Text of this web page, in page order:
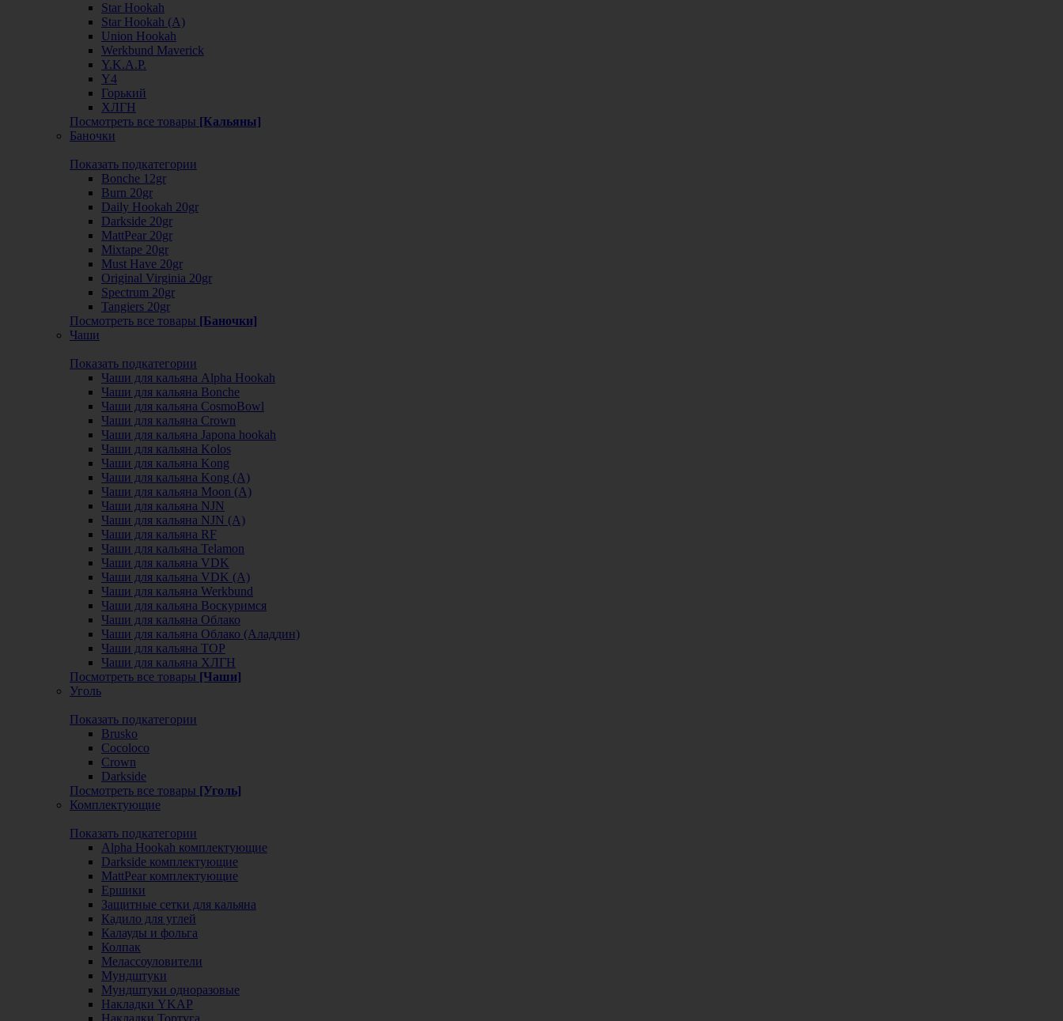
Star Hookah
Star Hookah (А)
Union Hookah
Werkbund Maverick
Y.K.A.P.
Y4
Горький
ХЛГН
Посмотреть все товары [Кальяны]
Баночки
Показать подкатегории
Bonche 12gr
Burn 20gr
Daily Hookah 20gr
Darkside 20gr
MattPear 20gr
Mixtape 20gr
Must Have 20gr
Original Virginia 20gr
Spectrum 20gr
Tangiers 20gr
Посмотреть все товары [Баночки]
Чаши
Показать подкатегории
Чаши для кальяна Alpha Hookah
Чаши для кальяна Bonche
Чаши для кальяна CosmoBowl
Чаши для кальяна Crown
Чаши для кальяна Japona hookah
Чаши для кальяна Kolos
Чаши для кальяна Kong
Чаши для кальяна Kong (A)
Чаши для кальяна Moon (А)
Чаши для кальяна NJN
Чаши для кальяна NJN (А)
Чаши для кальяна RF
Чаши для кальяна Telamon
Чаши для кальяна VDK
Чаши для кальяна VDK (А)
Чаши для кальяна Werkbund
Чаши для кальяна Воскуримся
Чаши для кальяна Облако
Чаши для кальяна Облако (Аладдин)
Чаши для кальяна ТОР
Чаши для кальяна ХЛГН
Посмотреть все товары [Чаши]
Уголь
Показать подкатегории
Brusko
Cocoloco
Crown
Darkside
Посмотреть все товары [Уголь]
Комплектующие
Показать подкатегории
Alpha Hookah комплектующие
Darkside комплектующие
MattPear комплектующие
Ершики
Защитные сетки для кальяна
Кадило для углей
Калауды и фольга
Колпак
Мелассоуловители
Мундштуки
Мундштуки одноразовые
Накладки YKAP
Накладки Тортуга